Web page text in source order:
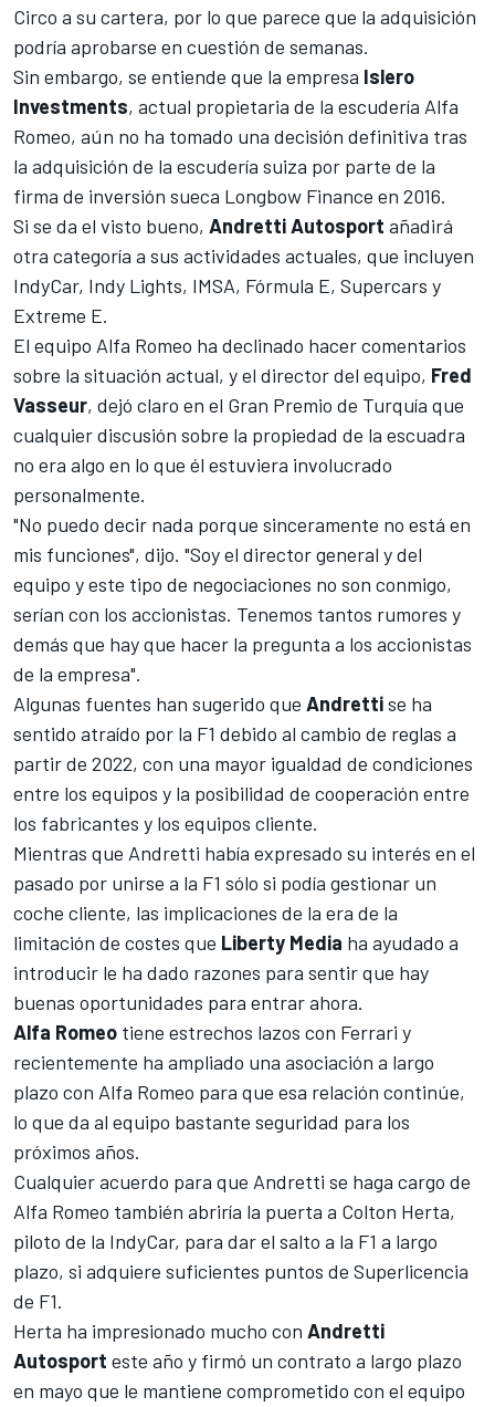
Circo a su cartera, por lo que parece que la adquisición
podría aprobarse en cuestión de semanas.
Sin embargo, se entiende que la empresa Islero
Investments, actual propietaria de la escudería Alfa
Romeo, aún no ha tomado una decisión definitiva tras
la adquisición de la escudería suiza por parte de la
firma de inversión sueca Longbow Finance en 2016.
Si se da el visto bueno, AndrettiAutosport añadirá
otra categoría a sus actividades actuales, que incluyen
IndyCar, Indy Lights, IMSA, Fórmula E, Supercars y
Extreme E.
El equipo Alfa Romeo ha declinado hacer comentarios
sobre la situación actual, y el director del equipo, Fred
Vasseur, dejó claro en el Gran Premio de Turquía que
cualquier discusión sobre la propiedad de la escuadra
no era algo en lo que él estuviera involucrado
personalmente.
"No puedo decir nada porque sinceramente no está en
mis funciones", dijo. "Soy el director general y del
equipo y este tipo de negociaciones no son conmigo,
serían con los accionistas. Tenemos tantos rumores y
demás que hay que hacer la pregunta a los accionistas
de la empresa".
Algunas fuentes han sugerido que Andrettise ha
sentido atraído por la F1 debido al cambio de reglas a
partir de 2022, con una mayor igualdad de condiciones
entre los equipos y la posibilidad de cooperación entre
los fabricantes y los equipos cliente.
Mientras que Andretti había expresado su interés en el
pasado por unirse a la F1 sólo si podía gestionar un
coche cliente, las implicaciones de la era de la
limitación de costes que Liberty Media ha ayudado a
introducir le ha dado razones para sentir que hay
buenas oportunidades para entrar ahora.
Alfa Romeo tiene estrechos lazos con Ferrari y
recientemente ha ampliado una asociación a largo
plazo con Alfa Romeo para que esa relación continúe,
lo que da al equipo bastante seguridad para los
próximos años.
Cualquier acuerdo para que Andretti se haga cargo de
Alfa Romeo también abriría la puerta a Colton Herta,
piloto de la IndyCar, para dar el salto a la F1 a largo
plazo, si adquiere suficientes puntos de Superlicencia
de F1.
Herta ha impresionado mucho con Andretti
Autosport este año y firmó un contrato a largo plazo
en mayo que le mantiene comprometido con el equipo